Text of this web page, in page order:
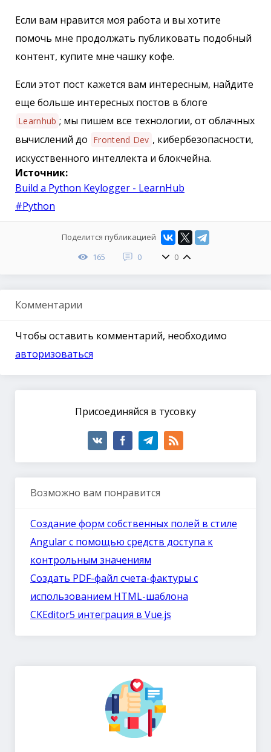
Если вам нравится моя работа и вы хотите
помочь мне продолжать публиковать подобный
контент, купите мне чашку кофе.
Если этот пост кажется вам интересным, найдите
еще больше интересных постов в блоге
Learnhub ; мы пишем все технологии, от облачных
вычислений до Frontend Dev , кибербезопасности,
искусственного интеллекта и блокчейна.
Источник:
Build a Python Keylogger - LearnHub
#Python
Поделится публикацией
165
0 0
Комментарии
Чтобы оставить комментарий, необходимо
авторизоваться
Присоединяйся в тусовку
Возможно вам понравится
Создание форм собственных полей в стиле
Angular с помощью средств доступа к
контрольным значениям
Создать PDF-файл счета-фактуры с
использованием HTML-шаблона
CKEditor5 интеграция в Vue.js